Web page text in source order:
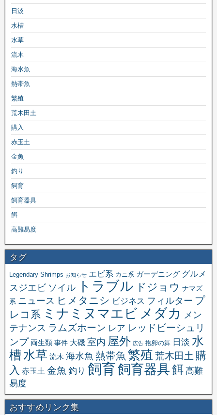
日淡
水槽
水草
流木
海水魚
熱帯魚
繁殖
荒木田土
購入
赤玉土
金魚
釣り
飼育
飼育器具
餌
高難易度
タグ
Legendary Shrimps お知らせ エビ系 カニ系 ガーデニング グルメ
スジエビ ソイル トラブル ドジョウ ナマズ
系 ニュース ヒメタニシ ビジネス フィルター プ
レコ系 ミナミヌマエビ メダカ
メン
テナンス ラムズホーン レア レッドビーシュリ
ンプ 両生類 事件 大磯 室内 屋外 広告 抱卵の舞 日淡 水
槽 水草 流木 海水魚 熱帯魚 繁殖 荒木田土 購
入 赤玉土 金魚 釣り 飼育飼育器具餌 高難
易度
おすすめリンク集